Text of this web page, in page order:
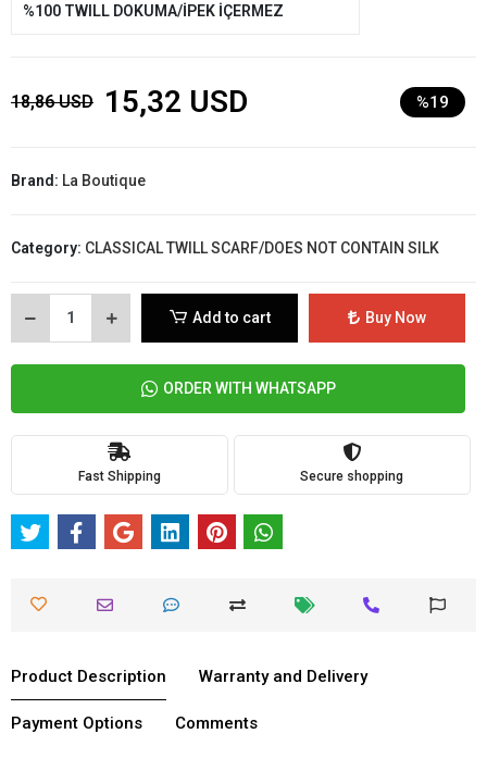
%100 TWILL DOKUMA/İPEK İÇERMEZ
18,86 USD 15,32 USD %19
Brand: La Boutique
Category: CLASSICAL TWILL SCARF/DOES NOT CONTAIN SILK
Add to cart Buy Now
ORDER WITH WHATSAPP
Fast Shipping Secure shopping
Product Description Warranty and Delivery
Payment Options Comments